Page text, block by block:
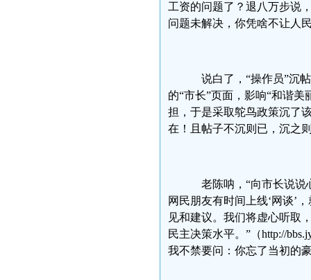
工资的问题了？退八万步说
问题未解决，你凭啥不让人
说白了，“操作员”沉
的“市长”页面，影响“和谐
担，于是采取鸵鸟政策沉了
在！且帖子不沉则已，沉之
老陈呐，“向市长说说
网民朋友有时间上线‘网谈’
见和建议。我们将虚心听取
民主决策水平。”（http://
我不禁要问：你忘了当初的